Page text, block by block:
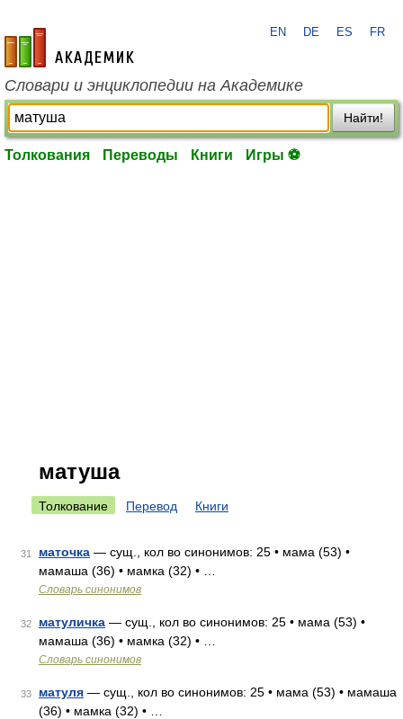
academic.ru
EN DE ES FR
Словари и энциклопедии на Академике
Найти!
Толкования Переводы Книги Игры ⚽
матуша
Толкование Перевод Книги
31 маточка — сущ., кол во синонимов: 25 • мама (53) •
мамаша (36) • мамка (32) • …
Словарь синонимов
32 матуличка — сущ., кол во синонимов: 25 • мама (53) •
мамаша (36) • мамка (32) • …
Словарь синонимов
33 матуля — сущ., кол во синонимов: 25 • мама (53) • мамаша
(36) • мамка (32) • …